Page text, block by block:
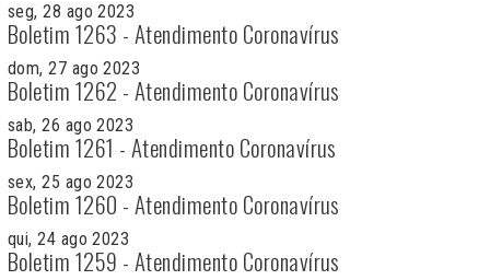
seg, 28 ago 2023
Boletim 1263 - Atendimento Coronavírus
dom, 27 ago 2023
Boletim 1262 - Atendimento Coronavírus
sab, 26 ago 2023
Boletim 1261 - Atendimento Coronavírus
sex, 25 ago 2023
Boletim 1260 - Atendimento Coronavírus
qui, 24 ago 2023
Boletim 1259 - Atendimento Coronavírus